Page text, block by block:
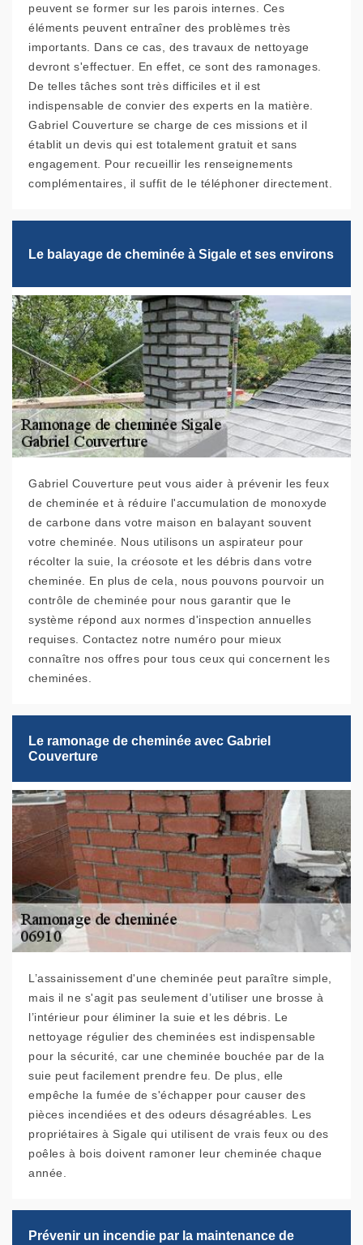
peuvent se former sur les parois internes. Ces
éléments peuvent entraîner des problèmes très
importants. Dans ce cas, des travaux de nettoyage
devront s'effectuer. En effet, ce sont des ramonages.
De telles tâches sont très difficiles et il est
indispensable de convier des experts en la matière.
Gabriel Couverture se charge de ces missions et il
établit un devis qui est totalement gratuit et sans
engagement. Pour recueillir les renseignements
complémentaires, il suffit de le téléphoner directement.
Le balayage de cheminée à Sigale et ses environs
Gabriel Couverture peut vous aider à prévenir les feux
de cheminée et à réduire l'accumulation de monoxyde
de carbone dans votre maison en balayant souvent
votre cheminée. Nous utilisons un aspirateur pour
récolter la suie, la créosote et les débris dans votre
cheminée. En plus de cela, nous pouvons pourvoir un
contrôle de cheminée pour nous garantir que le
système répond aux normes d'inspection annuelles
requises. Contactez notre numéro pour mieux
connaître nos offres pour tous ceux qui concernent les
cheminées.
Le ramonage de cheminée avec Gabriel
Couverture
L’assainissement d'une cheminée peut paraître simple,
mais il ne s'agit pas seulement d’utiliser une brosse à
l’intérieur pour éliminer la suie et les débris. Le
nettoyage régulier des cheminées est indispensable
pour la sécurité, car une cheminée bouchée par de la
suie peut facilement prendre feu. De plus, elle
empêche la fumée de s'échapper pour causer des
pièces incendiées et des odeurs désagréables. Les
propriétaires à Sigale qui utilisent de vrais feux ou des
poêles à bois doivent ramoner leur cheminée chaque
année.
Prévenir un incendie par la maintenance de